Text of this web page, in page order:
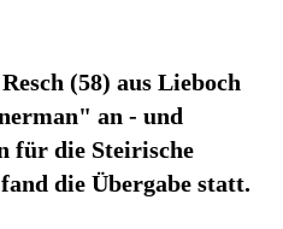
(58) aus Lieboch
an - und
für die Steirische
die Übergabe statt.